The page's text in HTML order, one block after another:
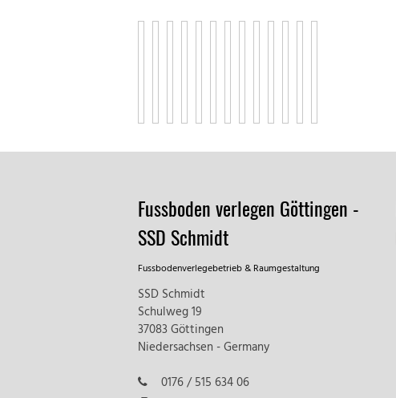
Fussboden verlegen Göttingen -
SSD Schmidt
Fussbodenverlegebetrieb & Raumgestaltung
SSD Schmidt
Schulweg 19
37083 Göttingen
Niedersachsen - Germany
0176 / 515 634 06